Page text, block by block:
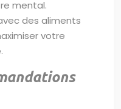
mental.
des aliments
votre